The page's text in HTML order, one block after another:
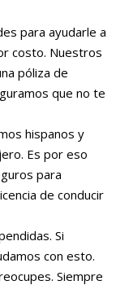
para ayudarle a
costo. Nuestros
póliza de
que no te
hispanos y
Es por eso
para
de conducir
Si
con esto.
Siempre